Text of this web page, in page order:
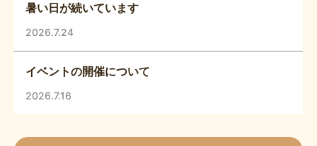
暑い日が続いています
2026.7.24
イベントの開催について
2026.7.16